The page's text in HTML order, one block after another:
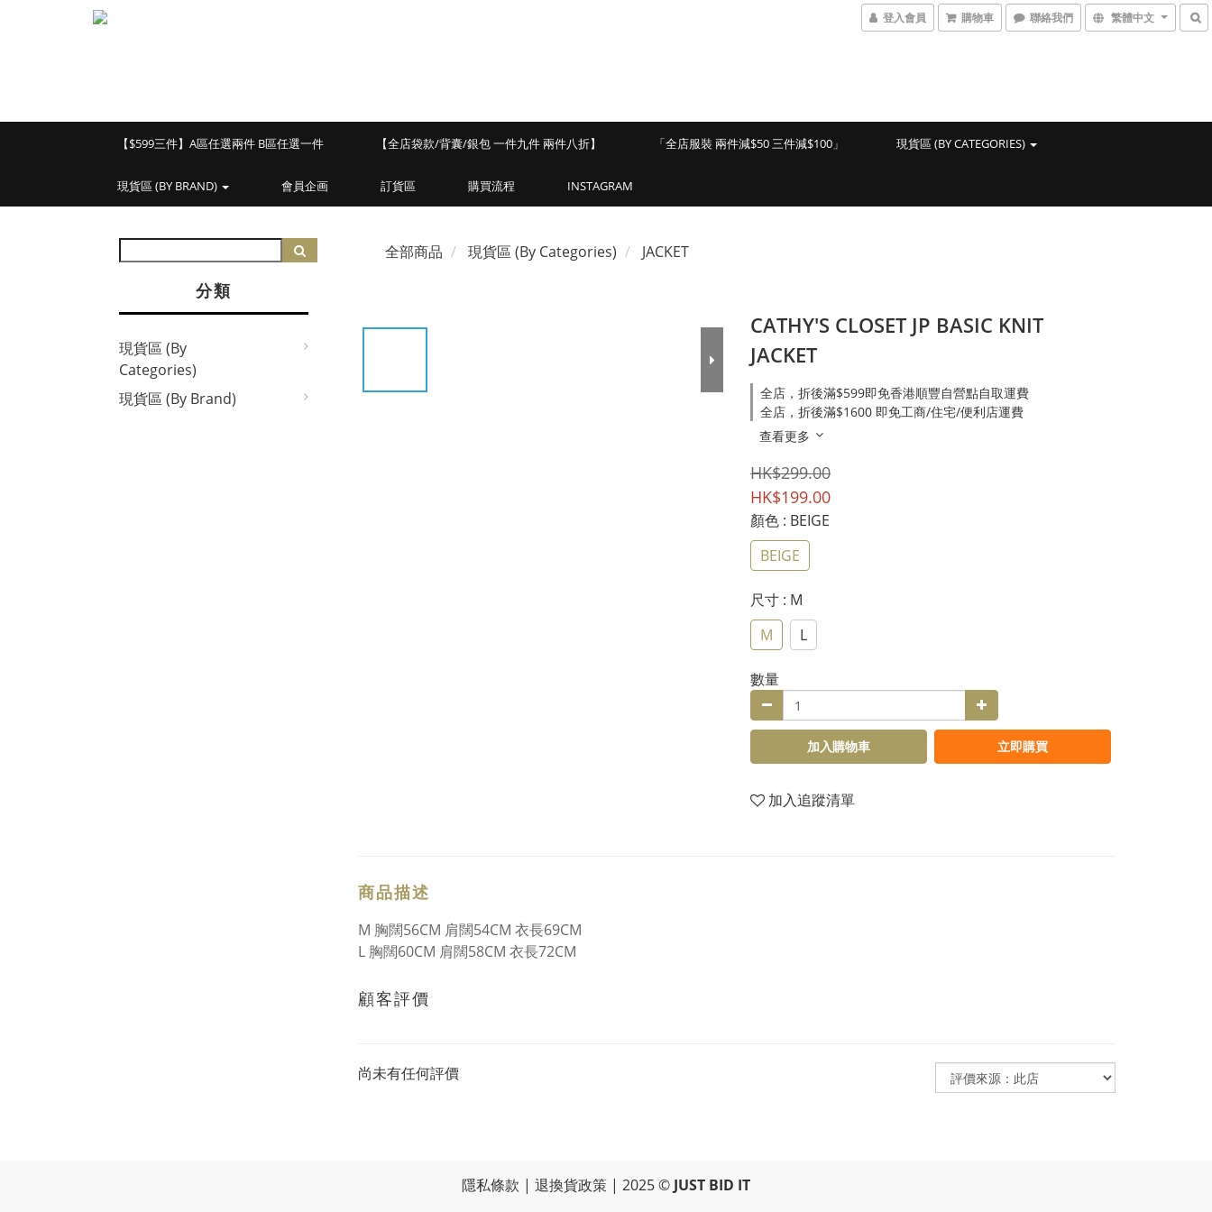
登入會員 購物車 聯絡我們 繁體中文
【$599三件】A區任選兩件 B區任選一件 【全店袋款/背囊/銀包 一件九件 兩件八折】 「全店服裝 兩件減$50 三件減$100」 現貨區 (BY CATEGORIES)
現貨區 (BY BRAND) 會員企画 訂貨區 購買流程 INSTAGRAM
分類
現貨區 (By
Categories)
現貨區 (By Brand)
全部商品 現貨區 (By Categories) JACKET
CATHY'S CLOSET JP BASIC KNIT
JACKET
全店，折後滿$599即免香港順豐自營點自取運費
全店，折後滿$1600 即免工商/住宅/便利店運費
查看更多
HK$299.00
HK$199.00
顏色 : BEIGE
BEIGE
尺寸 : M
M
L
數量
加入購物車 立即購買
加入追蹤清單
商品描述
M 胸闊56CM 肩闊54CM 衣長69CM
L 胸闊60CM 肩闊58CM 衣長72CM
顧客評價
尚未有任何評價
隱私條款 | 退換貨政策 | 2025 © JUST BID IT